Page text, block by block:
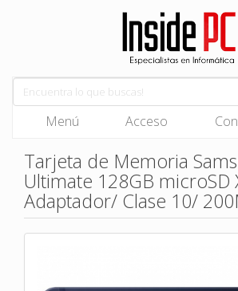
Menú Acceso
Tarjeta de Memoria
Ultimate 128GB microSD
Adaptador/ Clase 10/